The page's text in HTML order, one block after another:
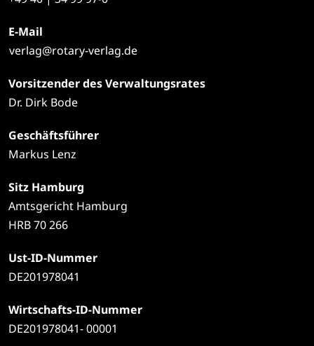
E-Mail
verlag@rotary-verlag.de
Vorsitzender des Verwaltungsrates
Dr. Dirk Bode
Geschäftsführer
Markus Lenz
Sitz Hamburg
Amtsgericht Hamburg
HRB 70 266
Ust-ID-Nummer
DE201978041
Wirtschafts-ID-Nummer
DE201978041- 00001